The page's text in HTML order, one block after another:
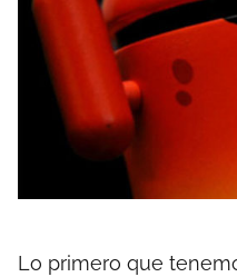
Lo primero que